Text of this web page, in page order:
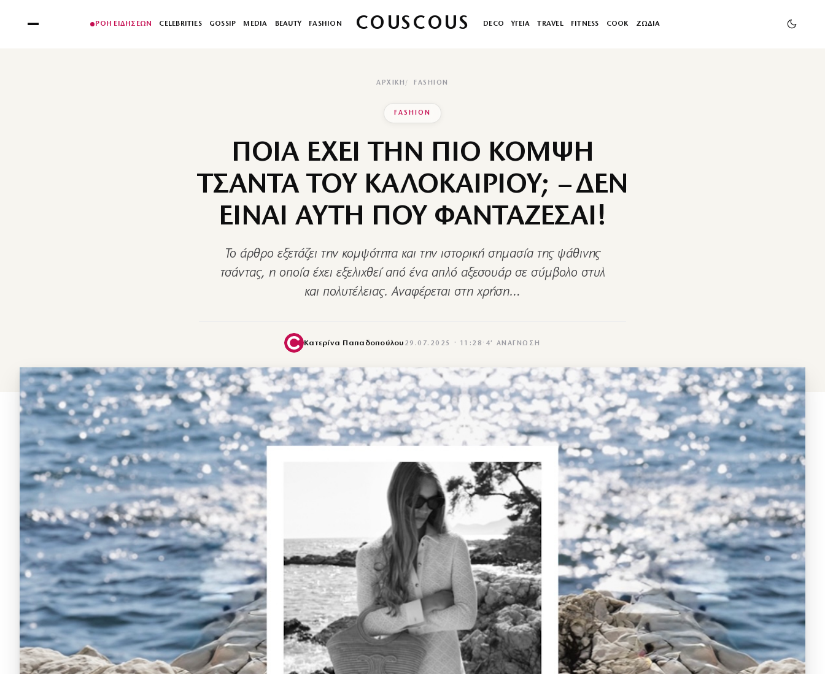
ΡΟΗ ΕΙΔΗΣΕΩΝ CELEBRITIES GOSSIP MEDIA BEAUTY FASHION COUSCOUS DECO ΥΓΕΙΑ TRAVEL FITNESS COOK ΖΩΔΙΑ
ΑΡΧΙΚΉ FASHION
FASHION
ΠΟΙΑ ΕΧΕΙ ΤΗΝ ΠΙΟ ΚΟΜΨΗ
ΤΣΑΝΤΑ ΤΟΥ ΚΑΛΟΚΑΙΡΙΟΥ; – ΔΕΝ
ΕΙΝΑΙ ΑΥΤΗ ΠΟΥ ΦΑΝΤΑΖΕΣΑΙ!
Το άρθρο εξετάζει την κομψότητα και την ιστορική σημασία της ψάθινης
τσάντας, η οποία έχει εξελιχθεί από ένα απλό αξεσουάρ σε σύμβολο στυλ
και πολυτέλειας. Αναφέρεται στη χρήση…
Κατερίνα Παπαδοπούλου 29.07.2025 · 11:28 · 4′ ΑΝΆΓΝΩΣΗ